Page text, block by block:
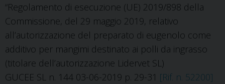
“Regolamento di esecuzione (UE) 2019/898 della
Commissione, del 29 maggio 2019, relativo
all’autorizzazione del preparato di eugenolo come
additivo per mangimi destinato ai polli da ingrasso
(titolare dell’autorizzazione Lidervet SL)
GUCEE SL n. 144 03-06-2019 p. 29-31 [Rif. n. 52200]